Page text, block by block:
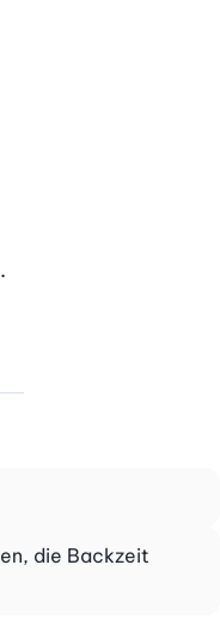
die Backzeit